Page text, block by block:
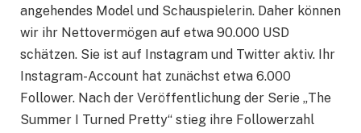
angehendes Model und Schauspielerin. Daher können
wir ihr Nettovermögen auf etwa 90.000 USD
schätzen. Sie ist auf Instagram und Twitter aktiv. Ihr
Instagram-Account hat zunächst etwa 6.000
Follower. Nach der Veröffentlichung der Serie „The
Summer I Turned Pretty“ stieg ihre Followerzahl